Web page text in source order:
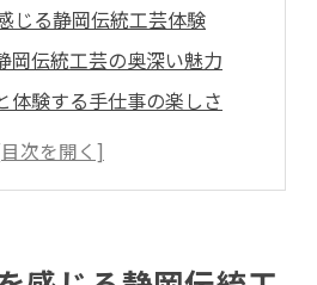
じる静岡伝統工芸体験
岡伝統工芸の奥深い魅力
体験する手仕事の楽しさ
静岡ものづくり体験の魅力
う職人の世界への第一歩